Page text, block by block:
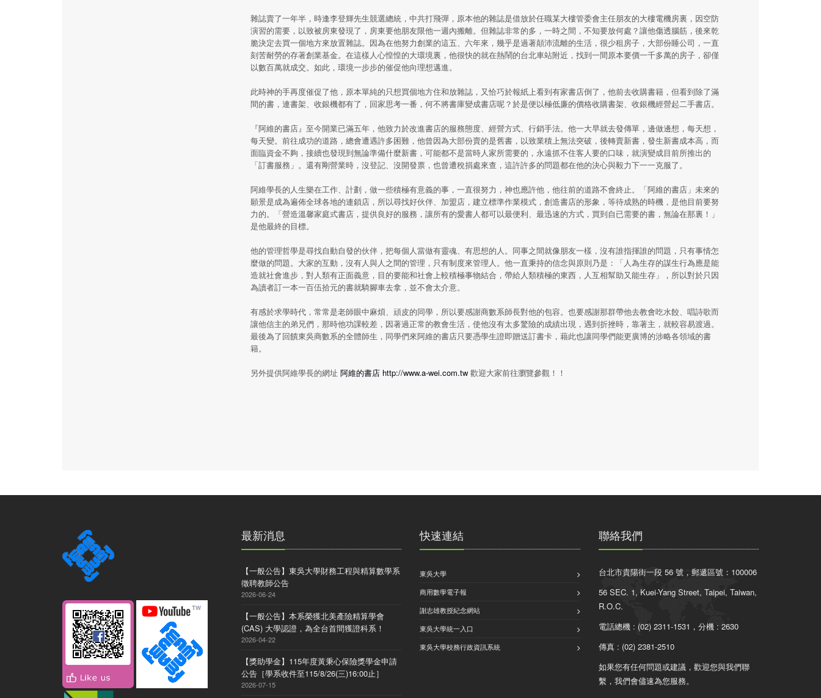
雜誌賣了一年半，時逢李登輝先生競選總統，中共打飛彈，原本他的雜誌是借放於任職某大樓管委會主任朋友的大樓電機房裏，因空防
演習的需要，以致被房東發現了，房東要他朋友限他一週內搬離。但雜誌非常的多，一時之間，不知要放何處？讓他傷透腦筋，後來乾
脆決定去買一個地方來放置雜誌。因為在他努力創業的這五、六年來，幾乎是過著顛沛流離的生活，很少租房子，大部份睡公司，一直
刻苦耐勞的存著創業基金。在這樣人心惶惶的大環境裏，他很快的就在熱鬧的台北車站附近，找到一間原本要價一千多萬的房子，卻僅
以數百萬就成交。如此，環境一步步的催促他向理想邁進。
此時神的手再度催促了他，原本單純的只想買個地方住和放雜誌，又恰巧於報紙上看到有家書店倒了，他前去收購書籍，但看到除了滿
間的書，連書架、收銀機都有了，回家思考一番，何不將書庫變成書店呢？於是便以極低廉的價格收購書架、收銀機經營起二手書店。
『阿維的書店』至今開業已滿五年，他致力於改進書店的服務態度、經營方式、行銷手法。他一大早就去發傳單，邊做邊想，每天想，
每天變。前往成功的道路，總會遭遇許多困難，他曾因為大部份賣的是舊書，以致業積上無法突破，後轉賣新書，發生新書成本高，而
面臨資金不夠，接續也發現到無論準備什麼新書，可能都不是當時人家所需要的，永遠抓不住客人要的口味，就演變成目前所推出的
「訂書服務」。還有剛營業時，沒登記、沒開發票，也曾遭稅捐處來查，這許許多的問題都在他的決心與毅力下一一克服了。
阿維學長的人生樂在工作、計劃，做一些積極有意義的事，一直很努力，神也應許他，他往前的道路不會終止。「阿維的書店」未來的
願景是成為遍佈全球各地的連鎖店，所以尋找好伙伴、加盟店，建立標準作業模式，創造書店的形象，等待成熟的時機，是他目前要努
力的。「營造溫馨家庭式書店，提供良好的服務，讓所有的愛書人都可以最便利、最迅速的方式，買到自已需要的書，無論在那裏！」
是他最終的目標。
他的管理哲學是尋找自動自發的伙伴，把每個人當做有靈魂、有思想的人。同事之間就像朋友一樣，沒有誰指揮誰的問題，只有事情怎
麼做的問題。大家的互動，沒有人與人之間的管理，只有制度來管理人。他一直秉持的信念與原則乃是：「人為生存的謀生行為應是能
造就社會進步，對人類有正面義意，目的要能和社會上較積極事物結合，帶給人類積極的東西，人互相幫助又能生存」，所以對於只因
為讀者訂一本一百伍拾元的書就騎腳車去拿，並不會太介意。
有感於求學時代，常常是老師眼中麻煩、頑皮的同學，所以要感謝商數系師長對他的包容。也要感謝那群帶他去教會吃水餃、唱詩歌而
讓他信主的弟兄們，那時他功課較差，因著過正常的教會生活，使他沒有太多驚險的成績出現，遇到折挫時，靠著主，就較容易渡過。
最後為了回饋東吳商數系的全體師生，同學們來阿維的書店只要憑學生證即贈送訂書卡，藉此也讓同學們能更廣博的涉略各領域的書
籍。
另外提供阿維學長的網址 阿維的書店 http://www.a-wei.com.tw歡迎大家前往瀏覽參觀！！
最新消息
【一般公告】東吳大學財務工程與精算數學系
徵聘教師公告
2026-06-24
【一般公告】本系榮獲北美產險精算學會
(CAS) 大學認證，為全台首間獲證科系！
2026-04-22
【獎助學金】115年度黃秉心保險獎學金申請
公告［學系收件至115/8/26(三)16:00止］
2026-07-15
快速連結
東吳大學
商用數學電子報
謝志雄教授紀念網站
東吳大學統一入口
東吳大學校務行政資訊系統
聯絡我們
台北市貴陽街一段 56 號，郵遞區號：100006
56 SEC. 1, Kuei-Yang Street, Taipei, Taiwan,
R.O.C.
電話總機 : (02) 2311-1531，分機 : 2630
傳真 : (02) 2381-2510
如果您有任何問題或建議，歡迎您與我們聯
繫，我們會儘速為您服務。